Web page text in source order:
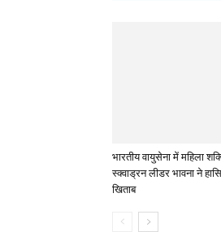
भारतीय वायुसेना में महिला
स्क्वाड्रन लीडर भावना ने
खिताब